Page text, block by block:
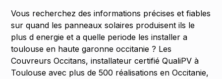
Vous recherchez des informations précises et fiables
sur quand les panneaux solaires produisent ils le
plus d energie et a quelle periode les installer a
toulouse en haute garonne occitanie ? Les
Couvreurs Occitans, installateur certifié QualiPV à
Toulouse avec plus de 500 réalisations en Occitanie,